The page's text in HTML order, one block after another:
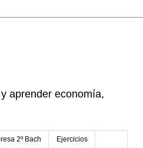
aprender economía,
2º Bach Ejercicios